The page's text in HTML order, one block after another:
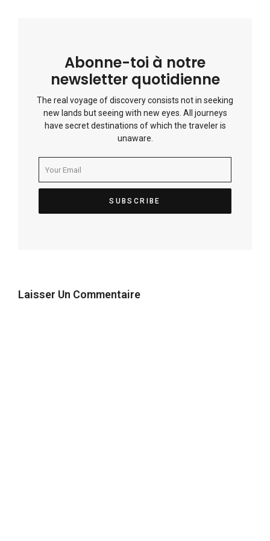
Abonne-toi à notre
newsletter quotidienne
The real voyage of discovery consists not in seeking
new lands but seeing with new eyes. All journeys
have secret destinations of which the traveler is
unaware.
Laisser Un Commentaire